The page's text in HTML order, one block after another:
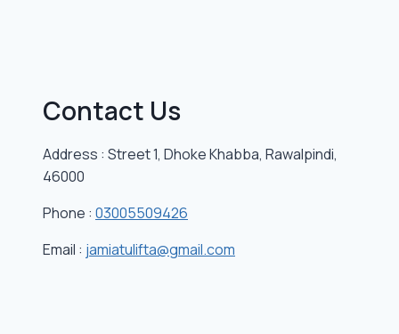
Contact Us
Address : Street 1, Dhoke Khabba, Rawalpindi,
46000
Phone : 03005509426
Email : jamiatulifta@gmail.com